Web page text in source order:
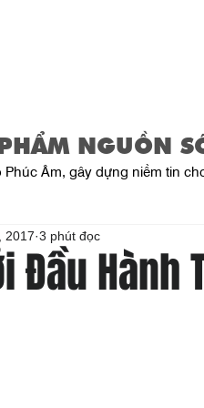
NGUỒN
Phúc Âm, gây dựng niềm tin
Đầu Hành
2017 3 phút đọc